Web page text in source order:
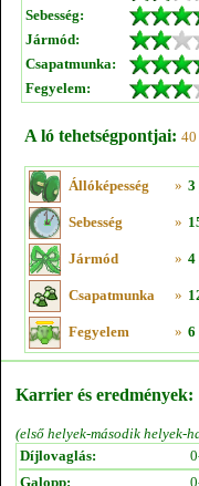
Sebesség:
Jármód:
Csapatmunka:
Fegyelem:
A ló tehetségpontjai:
Állóképesség » 3
Sebesség »
Jármód » 4
Csapatmunka »
Fegyelem » 6
Karrier és eredmények:
(első helyek-második helyek-
Díjlovaglás:
Galopp: